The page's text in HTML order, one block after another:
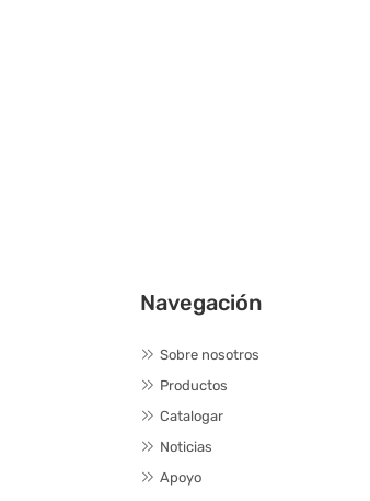
Navegación
Sobre nosotros
Productos
Catalogar
Noticias
Apoyo